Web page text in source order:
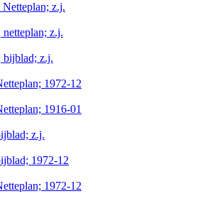
z.j.
z.j.
bijblad; z.j.
1972-12
1916-01
z.j.
1972-12
1972-12